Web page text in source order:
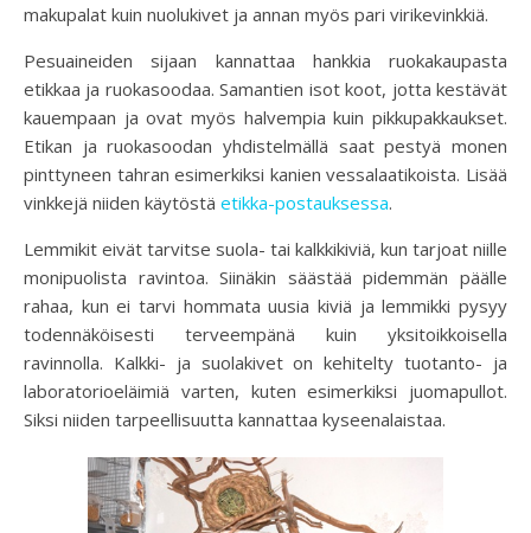
makupalat kuin nuolukivet ja annan myös pari virikevinkkiä.
Pesuaineiden sijaan kannattaa hankkia ruokakaupasta
etikkaa ja ruokasoodaa. Samantien isot koot, jotta kestävät
kauempaan ja ovat myös halvempia kuin pikkupakkaukset.
Etikan ja ruokasoodan yhdistelmällä saat pestyä monen
pinttyneen tahran esimerkiksi kanien vessalaatikoista. Lisää
vinkkejä niiden käytöstä etikka-postauksessa.
Lemmikit eivät tarvitse suola- tai kalkkikiviä, kun tarjoat niille
monipuolista ravintoa. Siinäkin säästää pidemmän päälle
rahaa, kun ei tarvi hommata uusia kiviä ja lemmikki pysyy
todennäköisesti terveempänä kuin yksitoikkoisella
ravinnolla. Kalkki- ja suolakivet on kehitelty tuotanto- ja
laboratorioeläimiä varten, kuten esimerkiksi juomapullot.
Siksi niiden tarpeellisuutta kannattaa kyseenalaistaa.